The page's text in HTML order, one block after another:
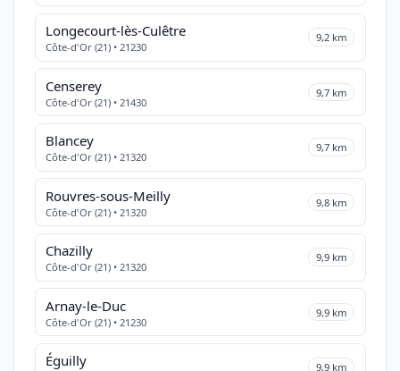
Longecourt-lès-Culêtre
Côte-d'Or (21) • 21230
9,2 km
Censerey
Côte-d'Or (21) • 21430
9,7 km
Blancey
Côte-d'Or (21) • 21320
9,7 km
Rouvres-sous-Meilly
Côte-d'Or (21) • 21320
9,8 km
Chazilly
Côte-d'Or (21) • 21320
9,9 km
Arnay-le-Duc
Côte-d'Or (21) • 21230
9,9 km
Éguilly 9,9 km